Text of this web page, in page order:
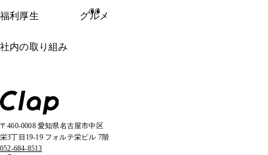
〒460-0008 愛知県名古屋市中区
栄3丁目19-19 フォルテ栄ビル 7階
052-684-8513
福利厚生 グルメ
社内の取り組み